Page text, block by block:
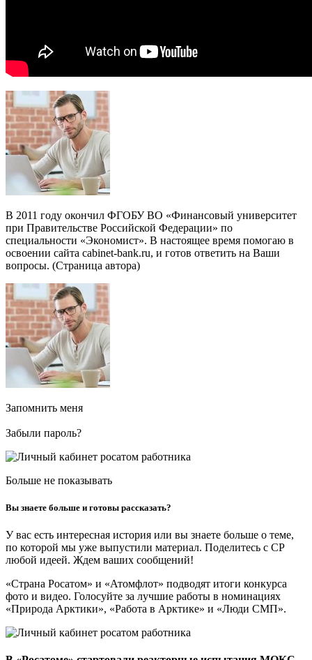
В 2011 году окончил ФГОБУ ВО «Финансовый университет
при Правительстве Российской Федерации» по
специальности «Экономист». В настоящее время помогаю в
освоении сайта cabinet-bank.ru, и готов ответить на Ваши
вопросы. (Страница автора)
Запомнить меня
Забыли пароль?
Больше не показывать
Вы знаете больше и готовы рассказать?
У вас есть интересная история или вы знаете больше о теме,
по которой мы уже выпустили материал. Поделитесь с СР
любой идеей. Ждем ваших сообщений!
«Страна Росатом» и «Атомфлот» подводят итоги конкурса
фото и видео. Голосуйте за лучшие работы в номинациях
«Природа Арктики», «Работа в Арктике» и «Люди СМП».